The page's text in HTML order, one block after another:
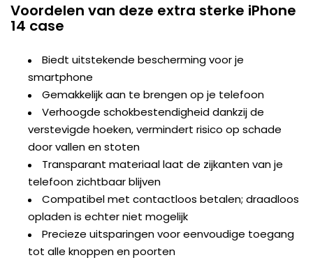
Voordelen van deze extra sterke iPhone
14 case
Biedt uitstekende bescherming voor je
smartphone
Gemakkelijk aan te brengen op je telefoon
Verhoogde schokbestendigheid dankzij de
verstevigde hoeken, vermindert risico op schade
door vallen en stoten
Transparant materiaal laat de zijkanten van je
telefoon zichtbaar blijven
Compatibel met contactloos betalen; draadloos
opladen is echter niet mogelijk
Precieze uitsparingen voor eenvoudige toegang
tot alle knoppen en poorten